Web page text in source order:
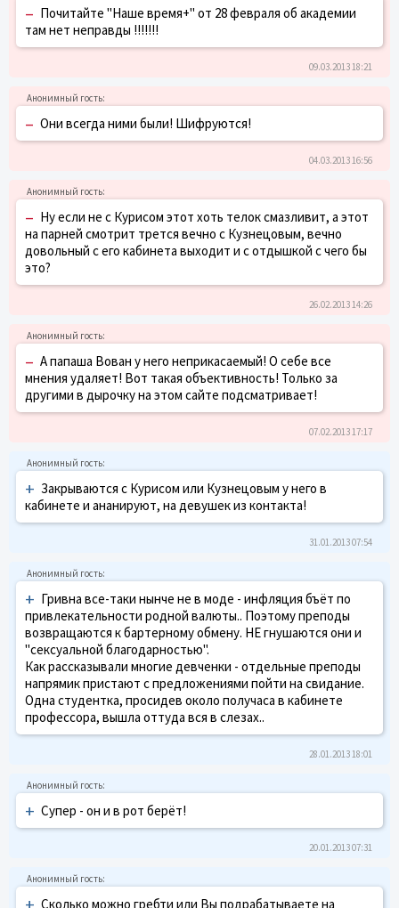
– Почитайте "Наше время+" от 28 февраля об академии
там нет неправды !!!!!!!
09.03.2013 18:21
– Они всегда ними были! Шифруются!
04.03.2013 16:56
– Ну если не с Курисом этот хоть телок смазливит, а этот
на парней смотрит трется вечно с Кузнецовым, вечно
довольный с его кабинета выходит и с отдышкой с чего бы
это?
26.02.2013 14:26
– А папаша Вован у него неприкасаемый! О себе все
мнения удаляет! Вот такая объективность! Только за
другими в дырочку на этом сайте подсматривает!
07.02.2013 17:17
+ Закрываются с Курисом или Кузнецовым у него в
кабинете и ананируют, на девушек из контакта!
31.01.2013 07:54
+ Гривна все-таки нынче не в моде - инфляция бъёт по
привлекательности родной валюты.. Поэтому преподы
возвращаются к бартерному обмену. НЕ гнушаются они и
"сексуальной благодарностью".
Как рассказывали многие девченки - отдельные преподы
напрямик пристают с предложениями пойти на свидание.
Одна студентка, просидев около получаса в кабинете
профессора, вышла оттуда вся в слезах..
28.01.2013 18:01
+ Супер - он и в рот берёт!
20.01.2013 07:31
Сколько можно гребти или Вы подрабатываете на